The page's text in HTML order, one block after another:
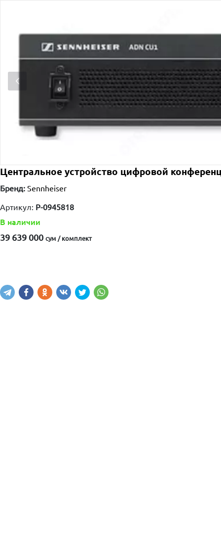
Центральное устройство цифровой
Бренд: Sennheiser
Артикул: P-0945818
В наличии
39 639 000 сум / комплект